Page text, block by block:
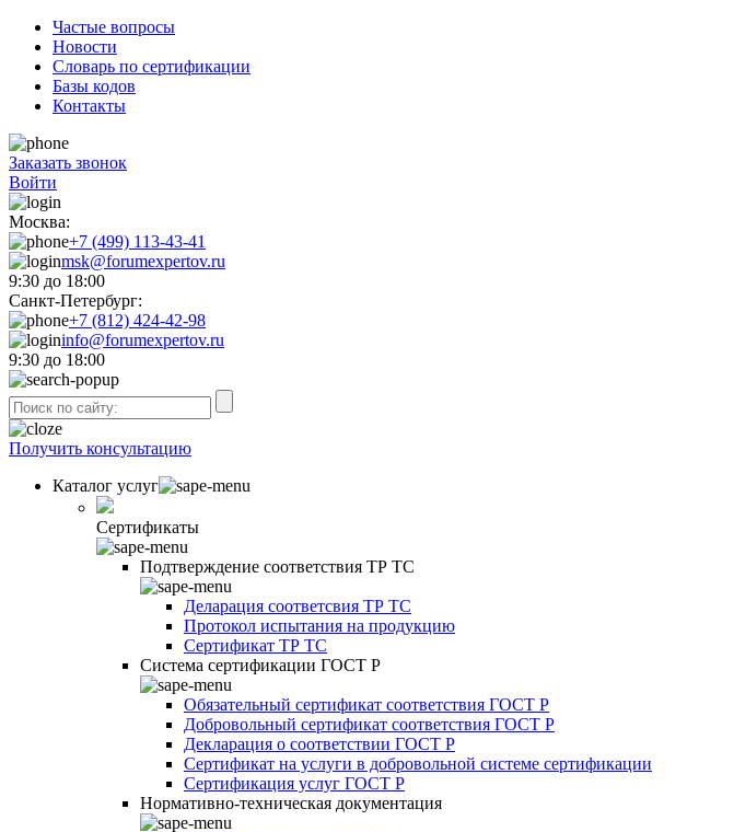
Частые вопросы
Новости
Словарь по сертификации
Базы кодов
Контакты
Заказать звонок
Войти
Москва:
+7 (499) 113-43-41
msk@forumexpertov.ru
9:30 до 18:00
Санкт-Петербург:
+7 (812) 424-42-98
info@forumexpertov.ru
9:30 до 18:00
Получить консультацию
Каталог услуг
Сертификаты
Подтверждение соответствия ТР ТС
Деларация соответсвия ТР ТС
Протокол испытания на продукцию
Сертификат ТР ТС
Система сертификации ГОСТ Р
Обязательный сертификат соответствия ГОСТ Р
Добровольный сертификат соответствия ГОСТ Р
Декларация о соответствии ГОСТ Р
Сертификат на услуги в добровольной системе сертификации
Сертификация услуг ГОСТ Р
Нормативно-техническая документация